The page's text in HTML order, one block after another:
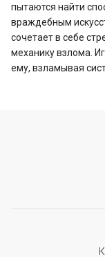
пытаются найти
враждебным
сочетает в себе
механику взлома.
ему, взламывая